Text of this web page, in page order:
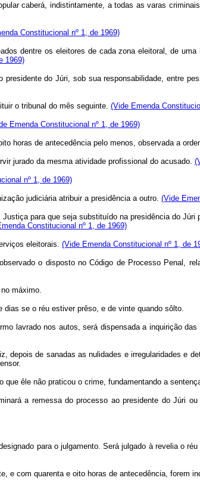
caberá, indistintamente, a todas as varas
Constitucional nº 1, de 1969)
dentre os eleitores de cada zona eleitoral, de
1969)
do Júri, sob sua responsabilidade, entre
o tribunal do mês seguinte. (Vide Emenda
Emenda Constitucional nº 1, de 1969)
horas de antecedência pelo menos, observada a
jurado da mesma atividade profissional do acusado.
nº 1, de 1969)
judiciária atribuir a presidência a outro. (Vide
para que seja substituído na presidência do
Constitucional nº 1, de 1969)
eleitorais. (Vide Emenda Constitucional nº 1, de
o disposto no Código de Processo Penal,
máximo.
se o réu estiver prêso, e de vinte quando sôlto.
nos autos, será dispensada a inquirição das
de sanadas as nulidades e irregularidades e
êle não praticou o crime, fundamentando a
a remessa do processo ao presidente do Júri
para o julgamento. Será julgado à revelia o
e com quarenta e oito horas de antecedência, forem